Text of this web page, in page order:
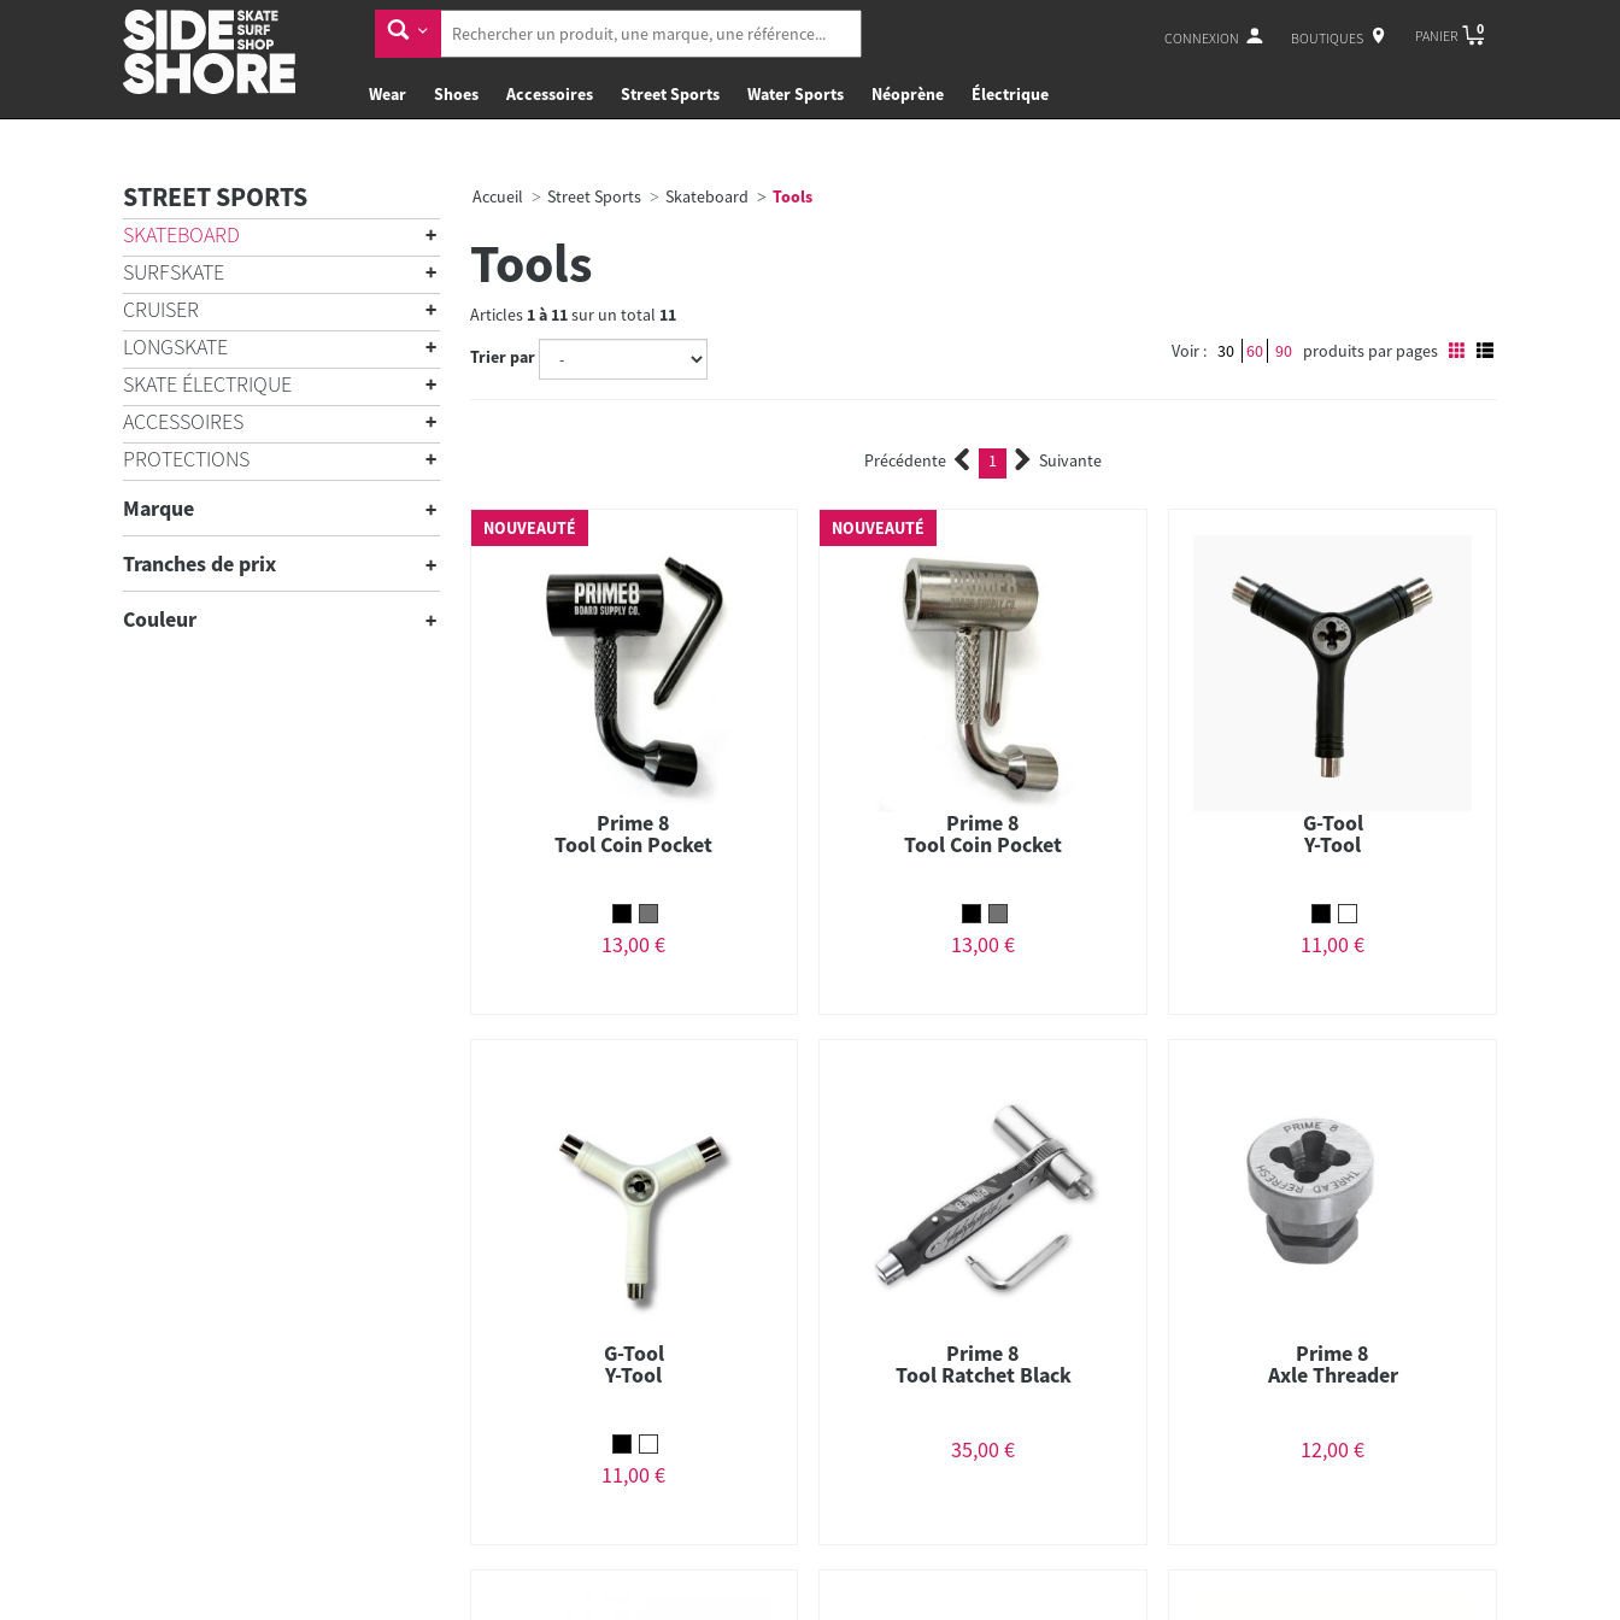
CONNEXION BOUTIQUES PANIER 0
Wear Shoes Accessoires Street Sports Water Sports Néoprène Électrique
STREET SPORTS
SKATEBOARD
SURFSKATE
CRUISER
LONGSKATE
SKATE ÉLECTRIQUE
ACCESSOIRES
PROTECTIONS
Marque
Tranches de prix
Couleur
Accueil Street Sports Skateboard Tools
Tools
Articles 1à 11sur un total 11
Trier par
Voir : 30 60 90 produits par pages
Précédente 1 (current)Suivante
NOUVEAUTÉ
Prime 8
Tool Coin Pocket
13,00 €
NOUVEAUTÉ
Prime 8
Tool Coin Pocket
13,00 €
G-Tool
Y-Tool
11,00 €
G-Tool
Y-Tool
11,00 €
Prime 8
Tool Ratchet Black
35,00 €
Prime 8
Axle Threader
12,00 €